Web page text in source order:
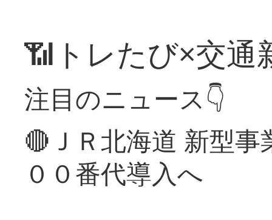
📶トレたび×交通
注目のニュース👇
🔴ＪＲ北海道 新型
００番代導入へ